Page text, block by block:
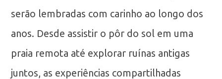
serão lembradas com carinho ao longo dos
anos. Desde assistir o pôr do sol em uma
praia remota até explorar ruínas antigas
juntos, as experiências compartilhadas